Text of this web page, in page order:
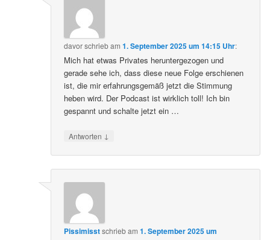
davorschriebam1. September 2025 um 14:15 Uhr:
Mich hat etwas Privates heruntergezogen und
gerade sehe ich, dass diese neue Folge erschienen
ist, die mir erfahrungsgemäß jetzt die Stimmung
heben wird. Der Podcast ist wirklich toll! Ich bin
gespannt und schalte jetzt ein …
Antworten ↓
Pissimisstschriebam1. September 2025 um